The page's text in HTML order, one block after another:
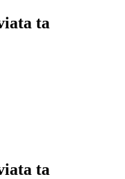
ta
ta